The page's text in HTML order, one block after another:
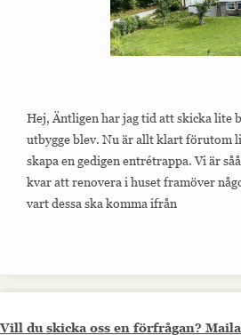
Hej, Äntligen har jag tid att skicka lite
utbygge blev. Nu är allt klart förutom
skapa en gedigen entrétrappa. Vi är
kvar att renovera i huset framöver
vart dessa ska komma ifrån
Vill du skicka oss en förfrågan? Maila